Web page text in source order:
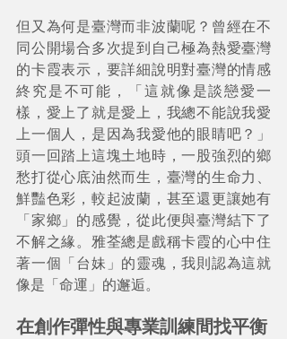
但又為何是臺灣而非波蘭呢？曾經在不
同公開場合多次提到自己極為熱愛臺灣
的卡霞表示，要詳細說明對臺灣的情感
終究是不可能，「這就像是談戀愛一
樣，愛上了就是愛上，我總不能說我愛
上一個人，是因為我愛他的眼睛吧？」
頭一回踏上這塊土地時，一股強烈的鄉
愁打從心底油然而生，臺灣的生命力、
鮮豔色彩，較起波蘭，甚至還更讓她有
「家鄉」的感覺，從此便與臺灣結下了
不解之緣。雅荃總是戲稱卡霞的心中住
著一個「台妹」的靈魂，我則認為這就
像是「命運」的邂逅。
在創作彈性與專業訓練間找平衡